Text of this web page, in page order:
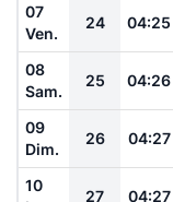
07
Ven.
24 04:25
08
Sam.
25 04:26
09
Dim.
26 04:27
10
27 04:27